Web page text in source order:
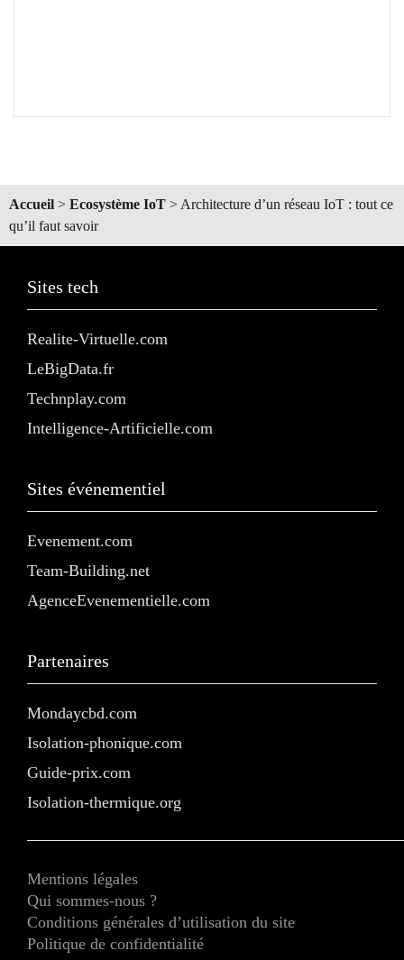
Accueil > Ecosystème IoT > Architecture d’un réseau IoT : tout ce
qu’il faut savoir
Sites tech
Realite-Virtuelle.com
LeBigData.fr
Technplay.com
Intelligence-Artificielle.com
Sites événementiel
Evenement.com
Team-Building.net
AgenceEvenementielle.com
Partenaires
Mondaycbd.com
Isolation-phonique.com
Guide-prix.com
Isolation-thermique.org
Mentions légales
Qui sommes-nous ?
Conditions générales d’utilisation du site
Politique de confidentialité